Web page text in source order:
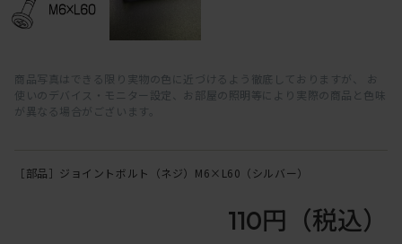
商品写真はできる限り実物の色に近づけるよう徹底しておりますが、 お
使いのデバイス・モニター設定、お部屋の照明等により実際の商品と色味
が異なる場合がございます。
［部品］ジョイントボルト（ネジ）M6×L60（シルバー）
110円 （税込）